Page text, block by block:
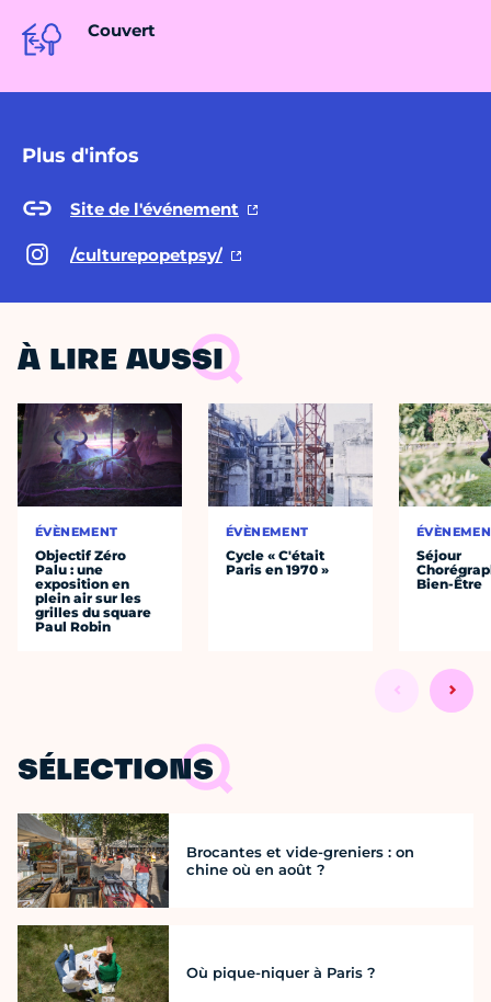
Couvert
Plus d'infos
Site de l'événement
/culturepopetpsy/
À LIRE AUSSI
ÉVÈNEMENT
Objectif Zéro
Palu : une
exposition en
plein air sur les
grilles du square
Paul Robin
ÉVÈNEMENT
Cycle « C'était
Paris en 1970 »
Séjour
Bien-Être
SÉLECTIONS
Brocantes et vide-greniers : on
chine où en août ?
Où pique-niquer à Paris ?